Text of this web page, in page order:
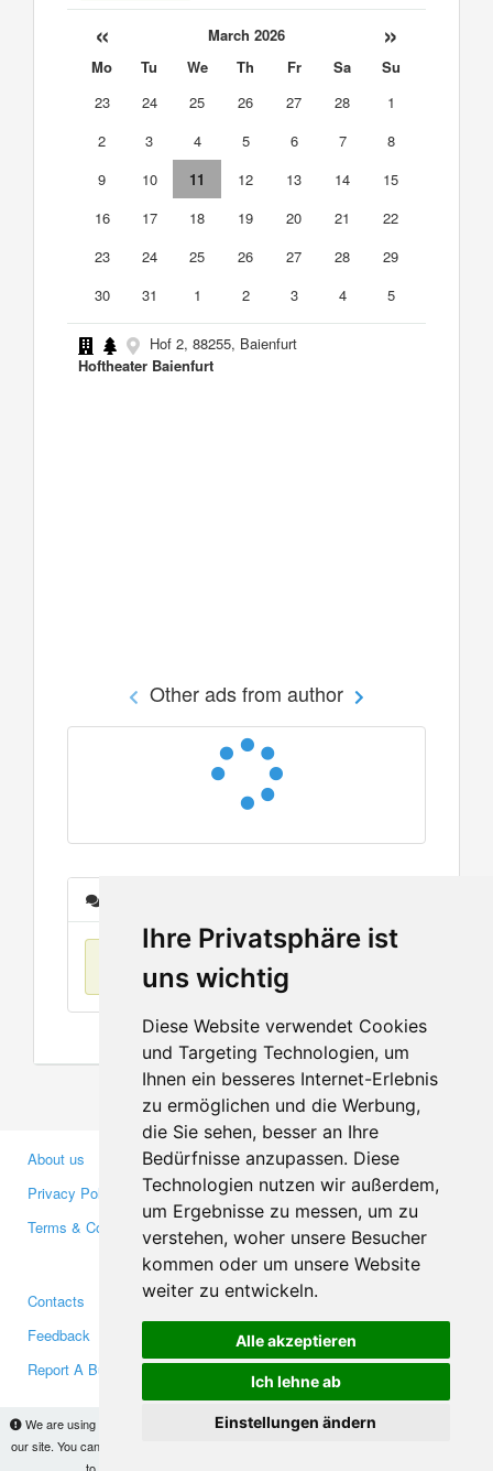
Ihre Privatsphäre ist
uns wichtig
Diese Website verwendet Cookies
und Targeting Technologien, um
Ihnen ein besseres Internet-Erlebnis
zu ermöglichen und die Werbung,
die Sie sehen, besser an Ihre
Bedürfnisse anzupassen. Diese
Technologien nutzen wir außerdem,
um Ergebnisse zu messen, um zu
verstehen, woher unsere Besucher
kommen oder um unsere Website
weiter zu entwickeln.
Alle akzeptieren
Ich lehne ab
Einstellungen ändern
We are using cookies to provide statistics that help us give you the best experience of
our site. You can find out more
« March 2026 »
Mo Tu We Th Fr Sa
Su
23
24 25 26 27 28
1
2
3 4 5 6 7
8
9
10 11 12 13 14
15
16
17 18 19 20 21
22
23
24 25 26 27 28
29
30
31 1 2 3 4 5
Hof 2, 88255, Baienfurt
Hoftheater Baienfurt
Other ads from author
No items found
About us
Privacy Policy
Terms & Conditions
Business Partners
Investors
Media
Contacts
Feedback
Report A Bug
Facebook
Twitter
YouTube
Google+